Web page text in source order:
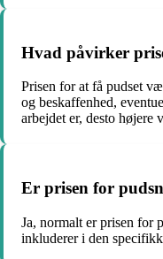
Hvad påvirker
Prisen for at få pudset
og beskaffenhed,
arbejdet er, desto
Er prisen for
Ja, normalt er prisen for
inkluderer i den